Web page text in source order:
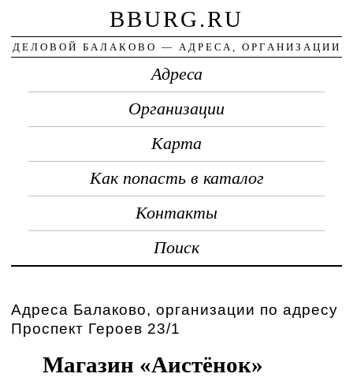
BBURG.RU
ДЕЛОВОЙ БАЛАКОВО — АДРЕСА, ОРГАНИЗАЦИИ
Адреса
Организации
Карта
Как попасть в каталог
Контакты
Поиск
Адреса Балаково, организации по адресу
Проспект Героев 23/1
Магазин «Аистёнок»